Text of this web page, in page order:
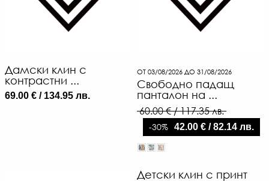
Дамски клин с
контрастни ...
69.00 € / 134.95 лв.
ОТ 03/08/2026 ДО 31/08/2026
Свободно падащ
панталон на ...
60.00 € / 117.35 лв.
-30% 42.00 € / 82.14 лв.
Детски клин с принт